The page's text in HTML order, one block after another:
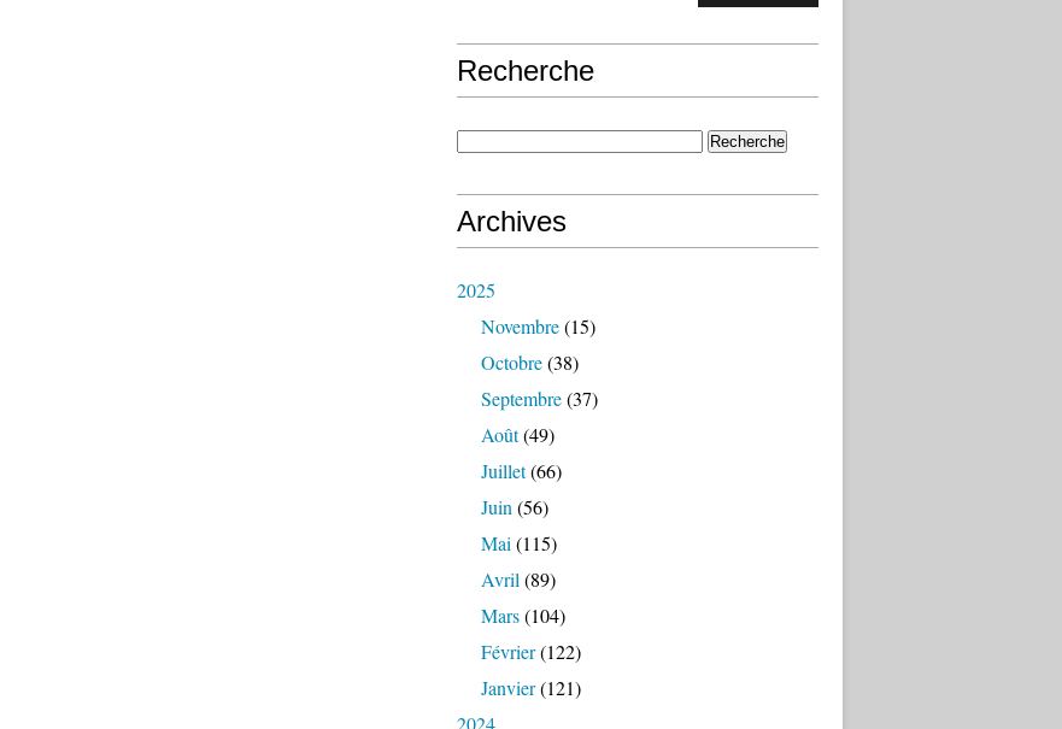
Recherche
Archives
2025
Novembre(15)
Octobre(38)
Septembre(37)
Août(49)
Juillet(66)
Juin (56)
Mai (115)
Avril (89)
Mars(104)
Février(122)
Janvier(121)
2024